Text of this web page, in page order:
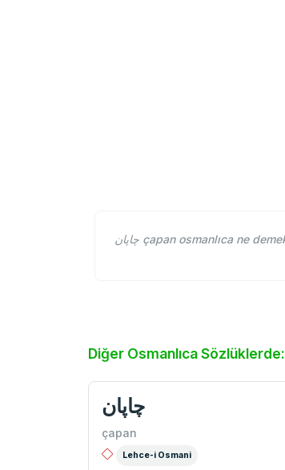
Diğer Osmanlıca Sözlüklerde:
چاپان
çapan
Lehce-i Osmani